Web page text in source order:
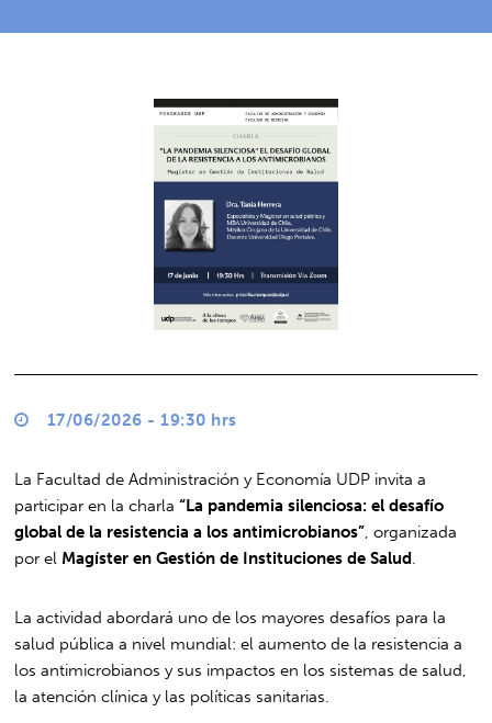
17/06/2026 - 19:30 hrs
La Facultad de Administración y Economía UDP invita a
participar en la charla“La pandemia silenciosa: el desafío
global de la resistencia a los antimicrobianos” , organizada
por el Magíster en Gestión de Instituciones de Salud
La actividad abordará uno de los mayores desafíos para la
salud pública a nivel mundial: el aumento de la resistencia a
los antimicrobianos y sus impactos en los sistemas de salud,
la atención clínica y las políticas sanitarias.